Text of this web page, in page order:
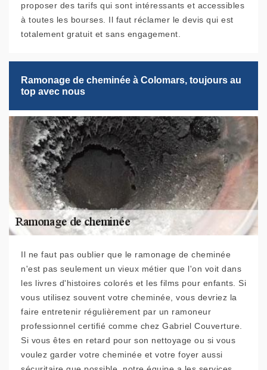
proposer des tarifs qui sont intéressants et accessibles
à toutes les bourses. Il faut réclamer le devis qui est
totalement gratuit et sans engagement.
Ramonage de cheminée à Colomars, toujours au
top avec nous
Il ne faut pas oublier que le ramonage de cheminée
n'est pas seulement un vieux métier que l'on voit dans
les livres d'histoires colorés et les films pour enfants. Si
vous utilisez souvent votre cheminée, vous devriez la
faire entretenir régulièrement par un ramoneur
professionnel certifié comme chez Gabriel Couverture.
Si vous êtes en retard pour son nettoyage ou si vous
voulez garder votre cheminée et votre foyer aussi